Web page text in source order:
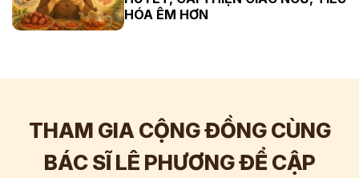
HÓA ÊM HƠN
THAM GIA CỘNG ĐỒNG CÙNG
BÁC SĨ LÊ PHƯƠNG ĐỂ CẬP